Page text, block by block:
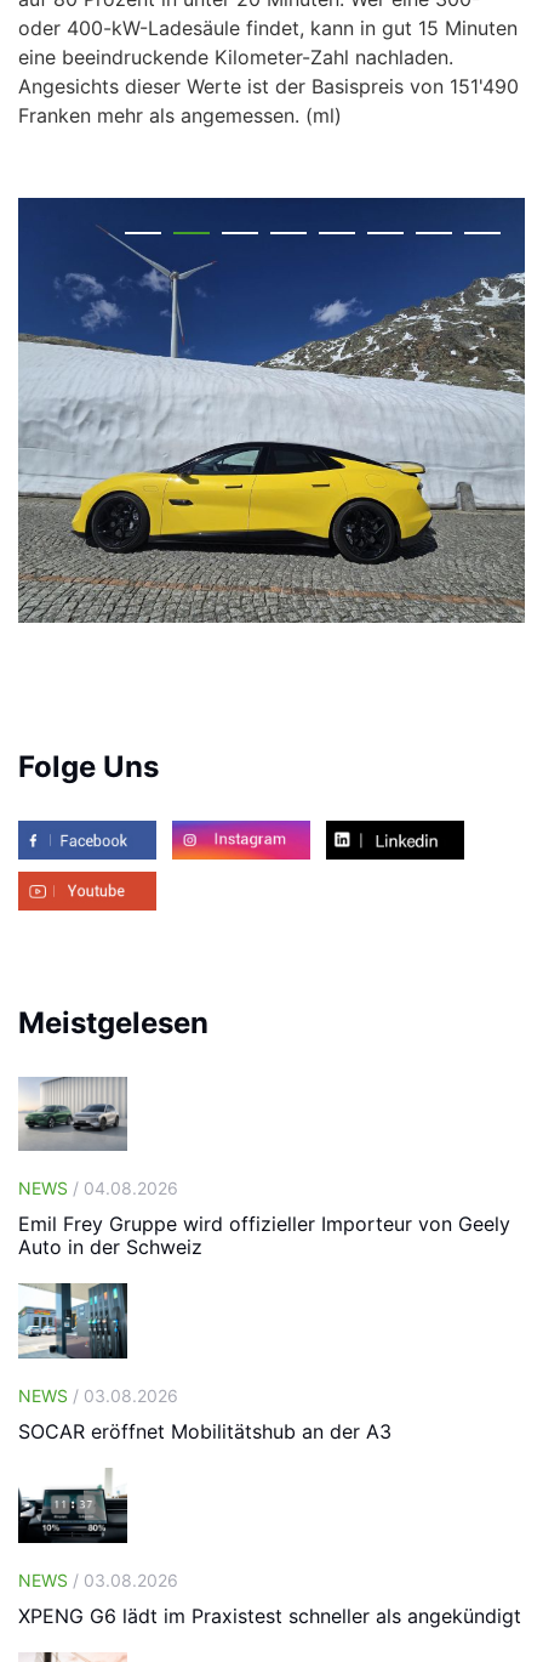
oder 400-kW-Ladesäule findet, kann in gut 15 Minuten
eine beeindruckende Kilometer-Zahl nachladen.
Angesichts dieser Werte ist der Basispreis von 151'490
Franken mehr als angemessen. (ml)
Folge Uns
Meistgelesen
NEWS / 04.08.2026
Emil Frey Gruppe wird offizieller Importeur von Geely
Auto in der Schweiz
NEWS / 03.08.2026
SOCAR eröffnet Mobilitätshub an der A3
NEWS / 03.08.2026
XPENG G6 lädt im Praxistest schneller als angekündigt